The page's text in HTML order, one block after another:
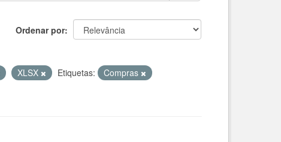
Ordenar por
XLSX Etiquetas:
Compras